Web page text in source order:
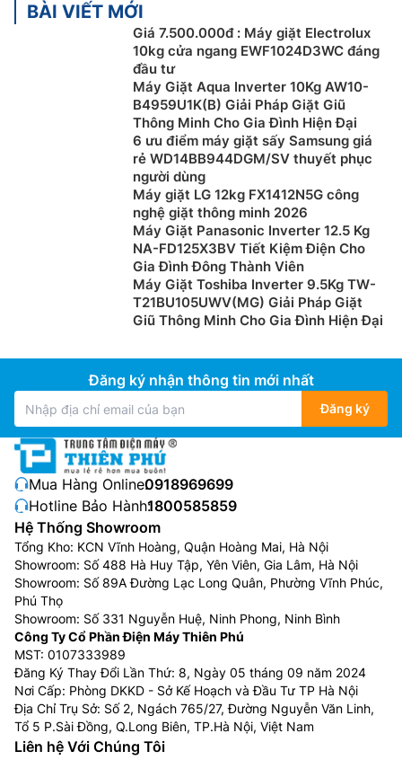
BÀI VIẾT MỚI
Giá 7.500.000đ : Máy giặt Electrolux
10kg cửa ngang EWF1024D3WC đáng
đầu tư
Máy Giặt Aqua Inverter 10Kg AW10-
B4959U1K(B) Giải Pháp Giặt Giũ
Thông Minh Cho Gia Đình Hiện Đại
6 ưu điểm máy giặt sấy Samsung giá
rẻ WD14BB944DGM/SV thuyết phục
người dùng
Máy giặt LG 12kg FX1412N5G công
nghệ giặt thông minh 2026
Máy Giặt Panasonic Inverter 12.5 Kg
NA-FD125X3BV Tiết Kiệm Điện Cho
Gia Đình Đông Thành Viên
Máy Giặt Toshiba Inverter 9.5Kg TW-
T21BU105UWV(MG) Giải Pháp Giặt
Giũ Thông Minh Cho Gia Đình Hiện Đại
Đăng ký nhận thông tin mới nhất
Đăng ký
Mua Hàng Online:0918969699
Hotline Bảo Hành:1800585859
Hệ Thống Showroom
Tổng Kho: KCN Vĩnh Hoàng, Quận Hoàng Mai, Hà Nội
Showroom: Số 488 Hà Huy Tập, Yên Viên, Gia Lâm, Hà Nội
Showroom: Số 89A Đường Lạc Long Quân, Phường Vĩnh Phúc,
Phú Thọ
Showroom: Số 331 Nguyễn Huệ, Ninh Phong, Ninh Bình
Công Ty Cổ Phần Điện Máy Thiên Phú
MST: 0107333989
Đăng Ký Thay Đổi Lần Thứ: 8, Ngày 05 tháng 09 năm 2024
Nơi Cấp: Phòng DKKD - Sở Kế Hoạch và Đầu Tư TP Hà Nội
Địa Chỉ Trụ Sở: Số 2, Ngách 765/27, Đường Nguyễn Văn Linh,
Tổ 5 P.Sài Đồng, Q.Long Biên, TP.Hà Nội, Việt Nam
Liên hệ Với Chúng Tôi